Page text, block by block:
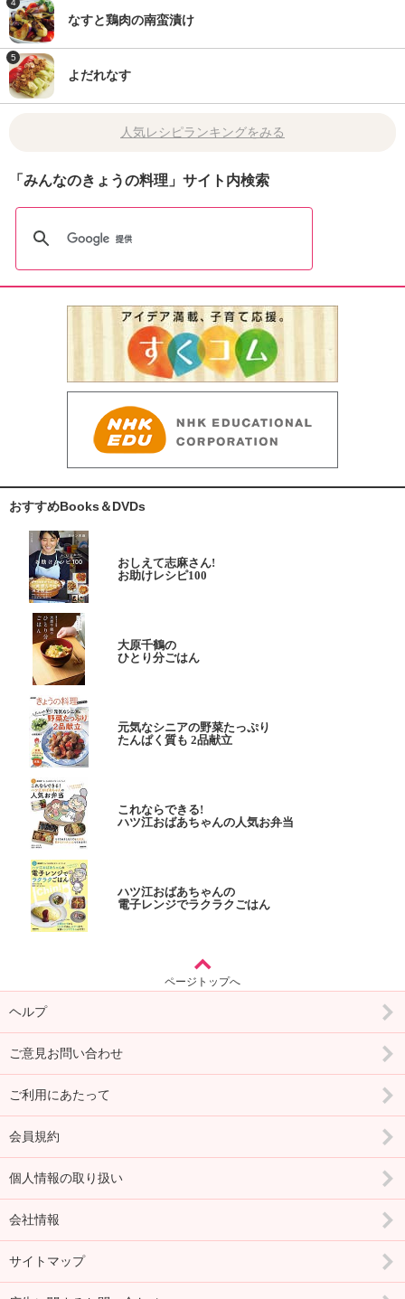
4
なすと鶏肉の南蛮漬け
5
よだれなす
人気レシピランキングをみる
「みんなのきょうの料理」サイト内検索
おすすめBooks＆DVDs
おしえて志麻さん!
お助けレシピ100
大原千鶴の
ひとり分ごはん
元気なシニアの野菜たっぷり
たんぱく質も 2品献立
これならできる!
ハツ江おばあちゃんの人気お弁当
ハツ江おばあちゃんの
電子レンジでラクラクごはん
ページトップへ
ヘルプ
ご意見お問い合わせ
ご利用にあたって
会員規約
個人情報の取り扱い
会社情報
サイトマップ